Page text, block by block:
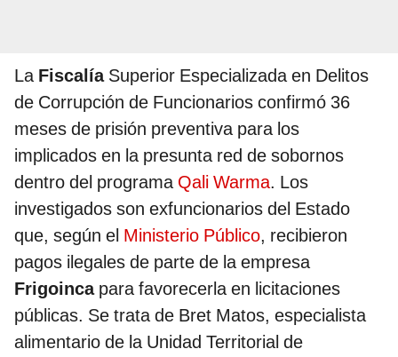
La FiscalíaSuperior Especializada en Delitos
de Corrupción de Funcionarios confirmó 36
meses de prisión preventiva para los
implicados en la presunta red de sobornos
dentro del programa Qali Warma. Los
investigados son exfuncionarios del Estado
que, según el Ministerio Público, recibieron
pagos ilegales de parte de la empresa
Frigoincapara favorecerla en licitaciones
públicas. Se trata de Bret Matos, especialista
alimentario de la Unidad Territorial de